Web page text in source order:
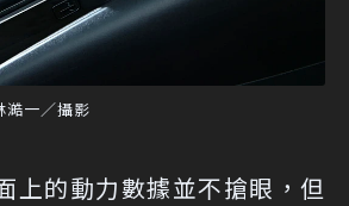
澔一／攝影
上的動力數據並不搶眼，但